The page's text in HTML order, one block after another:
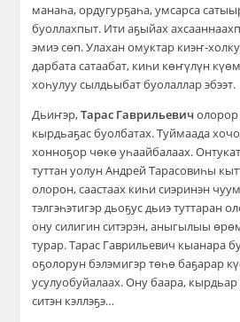
манаһа, ордугурҕаһа, умсарса
буоллахпыт. Ити аҕыйах
эмиэ сөп. Улахан омуктар киэҥ-
дарбата сатаабат, киһи көҥүлүн
хоһулуу сылдьыбат буолаллар эбээт.
Дьиҥэр,Тарас Гаврильевичолорор
кырдьаҕас буолбатах. Туймаада
хонноҕор чөкө уһаайбалаах.
туттан уолун Андрей Тарасовиһы
олорон, саастаах киһи сиэринэн
тэлгэһэтигэр дьоҕус дьиэ туттаран
ону силигин ситэрэн, аныгылыы
турар. Тарас Гаврильевич кыанара
оҕолорун бэлэмигэр төһө баҕарар
усулуобуйалаах. Ону баара,
ситэн кэллэҕэ…